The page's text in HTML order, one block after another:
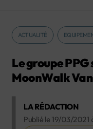
ACTUALITÉ
Le groupe PPG
MoonWalk Van
LA RÉDACTION
Publié le 19/03/2021